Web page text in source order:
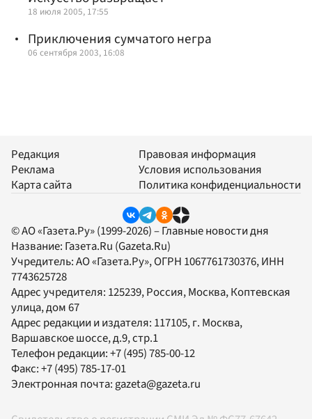
18 июля 2005, 17:55
Приключения сумчатого негра
06 сентября 2003, 16:08
Редакция
Реклама
Карта сайта
Правовая информация
Условия использования
Политика конфиденциальности
© АО «Газета.Ру» (1999-2026) – Главные новости дня
Название: Газета.Ru (Gazeta.Ru)
Учредитель:АО «Газета.Ру», ОГРН 1067761730376, ИНН
7743625728
Адрес учредителя: 125239, Россия, Москва, Коптевская
улица, дом 67
Адрес редакции и издателя: 117105, г. Москва,
Варшавское шоссе, д.9, стр.1
Телефон редакции:+7 (495) 785-00-12
Факс:+7 (495) 785-17-01
Электронная почта: gazeta@gazeta.ru